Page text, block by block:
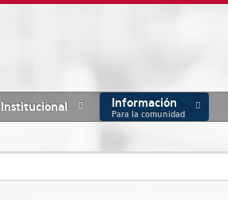
Institucional Información
Para la comunidad